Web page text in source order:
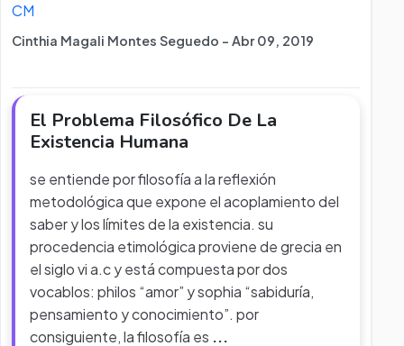
CM
Cinthia Magali Montes Seguedo - Abr 09, 2019
El Problema Filosófico De La
Existencia Humana
se entiende por filosofía a la reflexión
metodológica que expone el acoplamiento del
saber y los límites de la existencia. su
procedencia etimológica proviene de grecia en
el siglo vi a.c y está compuesta por dos
vocablos: philos “amor” y sophia “sabiduría,
pensamiento y conocimiento”. por
consiguiente, la filosofía es ...